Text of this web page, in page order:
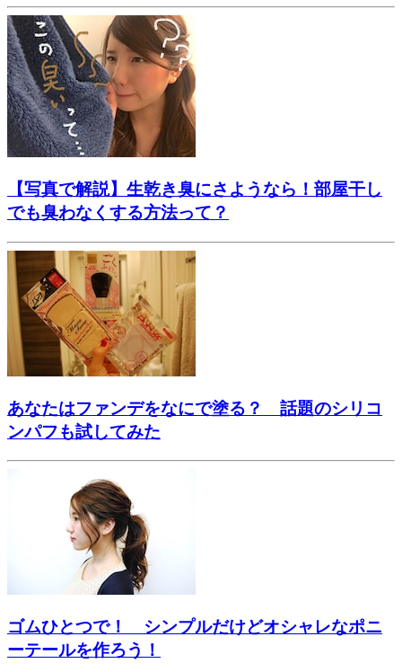
【写真で解説】生乾き臭にさようなら！部屋干し
でも臭わなくする方法って？
あなたはファンデをなにで塗る？ 話題のシリコ
ンパフも試してみた
ゴムひとつで！ シンプルだけどオシャレなポニ
ーテールを作ろう！